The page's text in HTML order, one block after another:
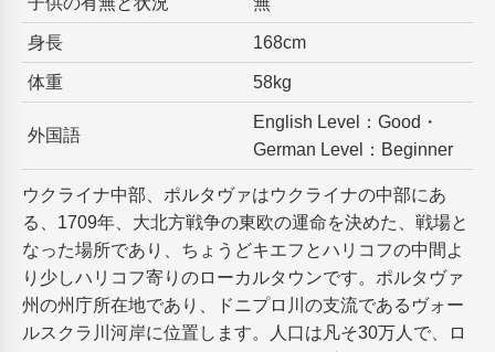
身長 168cm
体重 58kg
外国語
English Level：Good・
German Level：Beginner
ウクライナ中部、ポルタヴァはウクライナの中部にあ
る、1709年、大北方戦争の東欧の運命を決めた、戦場と
なった場所であり、ちょうどキエフとハリコフの中間よ
り少しハリコフ寄りのローカルタウンです。ポルタヴァ
州の州庁所在地であり、ドニプロ川の支流であるヴォー
ルスクラ川河岸に位置します。人口は凡そ30万人で、ロ